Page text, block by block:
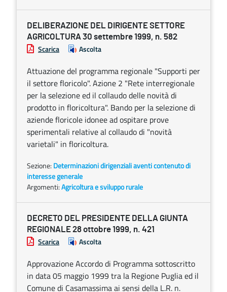
DELIBERAZIONE DEL DIRIGENTE SETTORE
AGRICOLTURA 30 settembre 1999, n. 582
Scarica Ascolta
Attuazione del programma regionale "Supporti per
il settore floricolo". Azione 2 "Rete interregionale
per la selezione ed il collaudo delle novità di
prodotto in floricoltura". Bando per la selezione di
aziende floricole idonee ad ospitare prove
sperimentali relative al collaudo di "novità
varietali" in floricoltura.
Sezione: Determinazioni dirigenziali aventi contenuto di
interesse generale
Argomenti:Agricoltura e sviluppo rurale
DECRETO DEL PRESIDENTE DELLA GIUNTA
REGIONALE 28 ottobre 1999, n. 421
Scarica Ascolta
Approvazione Accordo di Programma sottoscritto
in data 05 maggio 1999 tra la Regione Puglia ed il
Comune di Casamassima ai sensi della L.R. n.